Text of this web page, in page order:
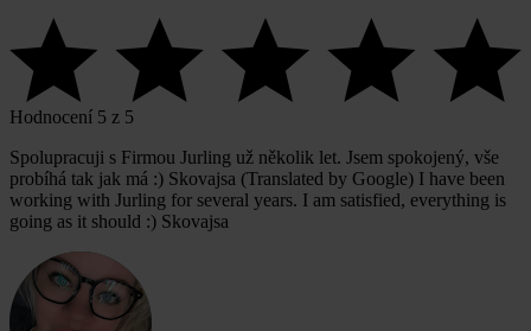
Hodnocení 5 z 5
Spolupracuji s Firmou Jurling už několik let. Jsem spokojený, vše
probíhá tak jak má :) Skovajsa (Translated by Google) I have been
working with Jurling for several years. I am satisfied, everything is
going as it should :) Skovajsa